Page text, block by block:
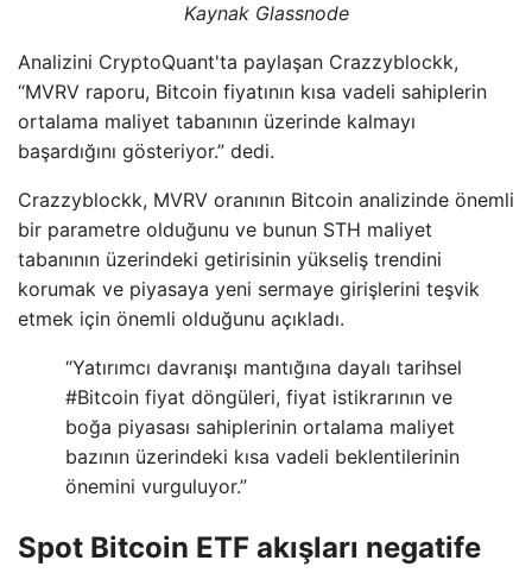
Kaynak Glassnode
Analizini CryptoQuant'ta paylaşan Crazzyblockk,
“MVRV raporu, Bitcoin fiyatının kısa vadeli sahiplerin
ortalama maliyet tabanının üzerinde kalmayı
başardığını gösteriyor.” dedi.
Crazzyblockk, MVRV oranının Bitcoin analizinde önemli
bir parametre olduğunu ve bunun STH maliyet
tabanının üzerindeki getirisinin yükseliş trendini
korumak ve piyasaya yeni sermaye girişlerini teşvik
etmek için önemli olduğunu açıkladı.
“Yatırımcı davranışı mantığına dayalı tarihsel
#Bitcoin fiyat döngüleri, fiyat istikrarının ve
boğa piyasası sahiplerinin ortalama maliyet
bazının üzerindeki kısa vadeli beklentilerinin
önemini vurguluyor.”
Spot Bitcoin ETF akışları negatife